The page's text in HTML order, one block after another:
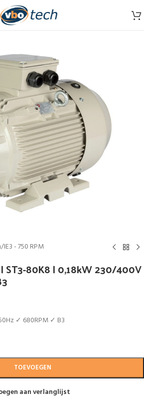
/IE3 - 750 RPM
ST3-80K8 | 0,18kW 230/400V
✓ 680RPM ✓ B3
TOEVOEGEN
aan verlanglijst